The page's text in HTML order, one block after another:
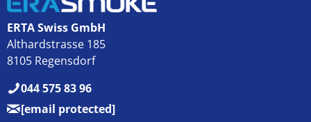
ERTA Swiss GmbH
Althardstrasse 185
8105 Regensdorf
044 575 83 96
[email protected]